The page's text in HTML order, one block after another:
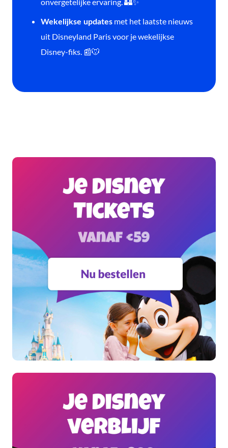
Wekelijkse updates met het laatste nieuws
uit Disneyland Paris voor je wekelijkse
Disney-fiks. 📰🐭